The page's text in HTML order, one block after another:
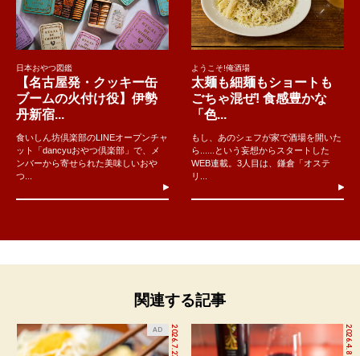
日本おやつ図鑑
【名古屋発・クッキー缶
ブームの火付け役】伊勢
丹新宿...
食いしん坊倶楽部のLINEオープンチャ
ット「dancyuおやつ倶楽部」で、メ
ンバーから寄せられた美味しいおや
つ...
ようこそ!俺酒場
太麺も細麺もショートも
ごちゃ混ぜ! 食感豊かな
「色...
もし、あのシェフが家で酒場を開いた
ら......という妄想からスタートした
WEB連載。3人目は、鎌倉「オステ
リ...
関連する記事
2026.7.27
AD 2026.4.8